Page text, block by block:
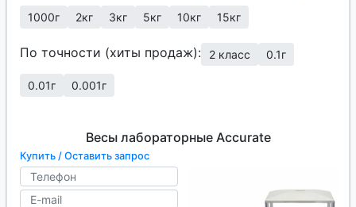
1000г 2кг 3кг 5кг 10кг 15кг
По точности (хиты продаж): 2 класс 0.1г
0.01г 0.001г
Весы лабораторные Accurate
Купить / Оставить запрос